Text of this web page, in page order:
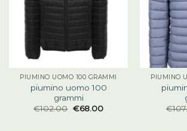
PIUMINO UOMO 100 GRAMMI
piumino uomo 100
grammi
€102.00 €68.00
PIUMINO
€